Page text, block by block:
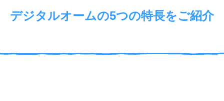
デジタルオームの5つの特長をご紹介